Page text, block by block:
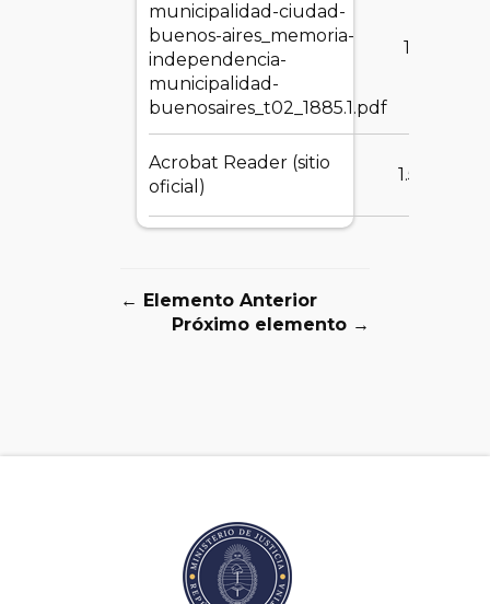
municipalidad-ciudad-
buenos-aires_memoria-
independencia-
municipalidad-
buenosaires_t02_1885.1.pdf
124.75
Acrobat Reader (sitio
oficial)
1.55 MB
← Elemento Anterior
Próximo elemento →